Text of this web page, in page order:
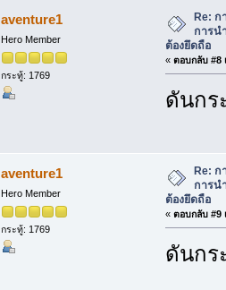
aventure1
Hero Member
กระทู้: 1769
Re: ก
การน
ต้องยึดถือ
« ตอบกลับ #8
ดันกร
aventure1
Hero Member
กระทู้: 1769
Re: ก
การน
ต้องยึดถือ
« ตอบกลับ #9
ดันกร